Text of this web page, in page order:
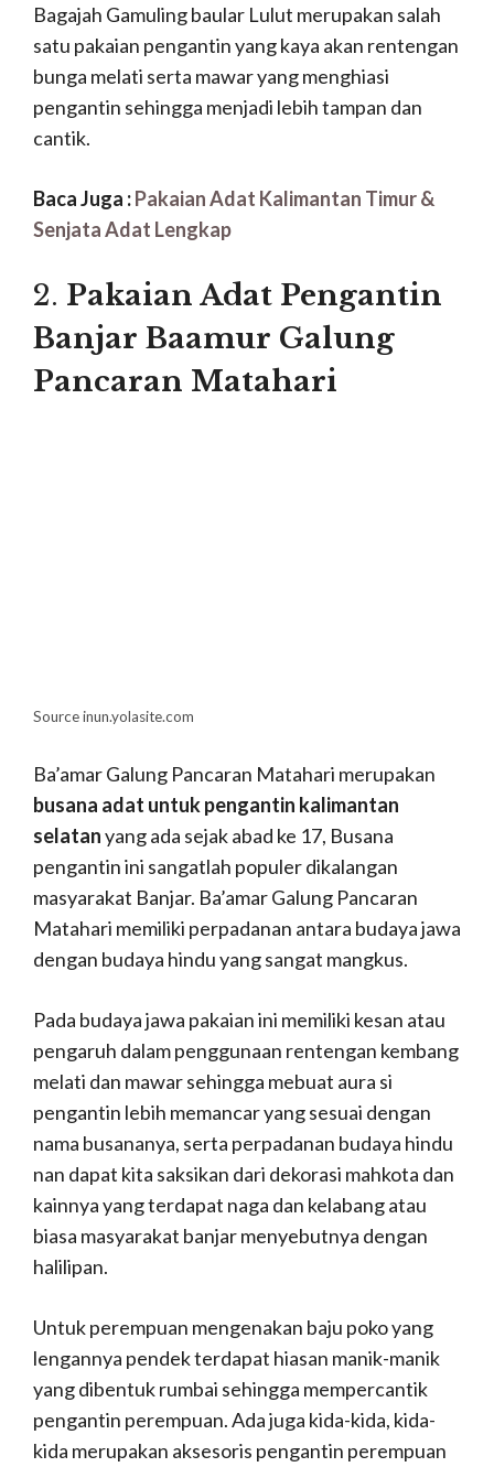
Bagajah Gamuling baular Lulut merupakan salah
satu pakaian pengantin yang kaya akan rentengan
bunga melati serta mawar yang menghiasi
pengantin sehingga menjadi lebih tampan dan
cantik.
Baca Juga :Pakaian Adat Kalimantan Timur &
Senjata Adat Lengkap
2. Pakaian Adat Pengantin
Banjar Baamur Galung
Pancaran Matahari
Source inun.yolasite.com
Ba’amar Galung Pancaran Matahari merupakan
busana adat untuk pengantin kalimantan
selatanyang ada sejak abad ke 17, Busana
pengantin ini sangatlah populer dikalangan
masyarakat Banjar. Ba’amar Galung Pancaran
Matahari memiliki perpadanan antara budaya jawa
dengan budaya hindu yang sangat mangkus.
Pada budaya jawa pakaian ini memiliki kesan atau
pengaruh dalam penggunaan rentengan kembang
melati dan mawar sehingga mebuat aura si
pengantin lebih memancar yang sesuai dengan
nama busananya, serta perpadanan budaya hindu
nan dapat kita saksikan dari dekorasi mahkota dan
kainnya yang terdapat naga dan kelabang atau
biasa masyarakat banjar menyebutnya dengan
halilipan.
Untuk perempuan mengenakan baju poko yang
lengannya pendek terdapat hiasan manik-manik
yang dibentuk rumbai sehingga mempercantik
pengantin perempuan. Ada juga kida-kida, kida-
kida merupakan aksesoris pengantin perempuan